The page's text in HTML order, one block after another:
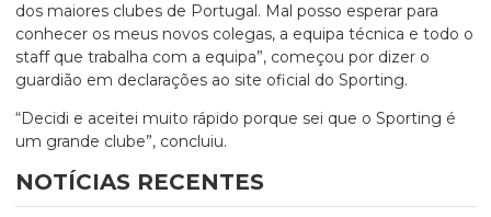
dos maiores clubes de Portugal. Mal posso esperar para
conhecer os meus novos colegas, a equipa técnica e todo o
staff que trabalha com a equipa”, começou por dizer o
guardião em declarações ao site oficial do Sporting.
“Decidi e aceitei muito rápido porque sei que o Sporting é
um grande clube”, concluiu.
NOTÍCIAS RECENTES